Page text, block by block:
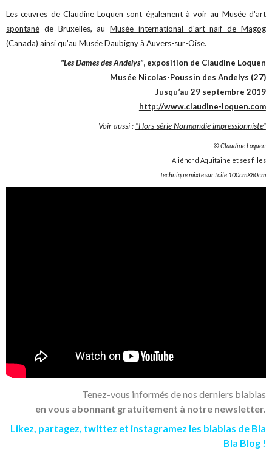
Les œuvres de Claudine Loquen sont également à voir au Musée d'art
spontané de Bruxelles, auMusée international d'art naïf de Magog
(Canada) ainsi qu'auMusée Daubignyà Auvers-sur-Oise.
"Les Dames des Andelys", exposition de Claudine Loquen
Musée Nicolas-Poussin des Andelys (27)
Jusqu’au 29 septembre 2019
http://www.claudine-loquen.com
Voir aussi : "Hors-série Normandie impressionniste"
© Claudine Loquen
Aliénor d'Aquitaine et ses filles
Technique mixte sur toile 100cmX80cm
Tenez-vous informés de nos derniers blablas
en vous abonnant gratuitement à notre newsletter.
Likez partagez twittez et instagramez les blablas de Bla
Bla Blog !